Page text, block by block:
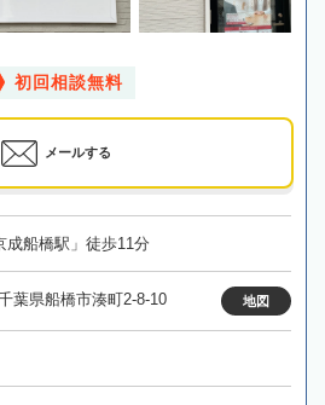
初回相談無料
メールする
成船橋駅」徒歩11分
葉県船橋市湊町2-8-10 地図